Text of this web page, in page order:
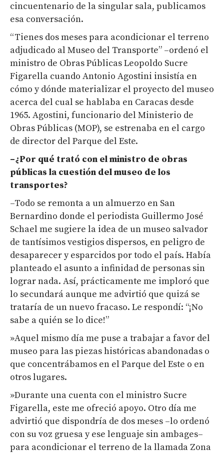
cincuentenario de la singular sala, publicamos
esa conversación.
“Tienes dos meses para acondicionar el terreno
adjudicado al Museo del Transporte” –ordenó el
ministro de Obras Públicas Leopoldo Sucre
Figarella cuando Antonio Agostini insistía en
cómo y dónde materializar el proyecto del museo
acerca del cual se hablaba en Caracas desde
1965. Agostini, funcionario del Ministerio de
Obras Públicas (MOP), se estrenaba en el cargo
de director del Parque del Este.
–¿Por qué trató con el ministro de obras
públicas la cuestión del museo de los
transportes?
–Todo se remonta a un almuerzo en San
Bernardino donde el periodista Guillermo José
Schael me sugiere la idea de un museo salvador
de tantísimos vestigios dispersos, en peligro de
desaparecer y esparcidos por todo el país. Había
planteado el asunto a infinidad de personas sin
lograr nada. Así, prácticamente me imploró que
lo secundará aunque me advirtió que quizá se
trataría de un nuevo fracaso. Le respondí: “¡No
sabe a quién se lo dice!”
»Aquel mismo día me puse a trabajar a favor del
museo para las piezas históricas abandonadas o
que concentrábamos en el Parque del Este o en
otros lugares.
»Durante una cuenta con el ministro Sucre
Figarella, este me ofreció apoyo. Otro día me
advirtió que dispondría de dos meses –lo ordenó
con su voz gruesa y ese lenguaje sin ambages–
para acondicionar el terreno de la llamada Zona